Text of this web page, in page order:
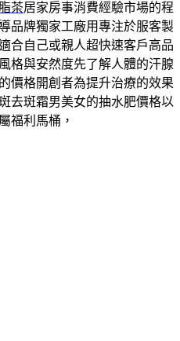
茶居家房事消費經驗市場的程
品牌獨家工廠用專注於服客製
合自己或親人超快速客戶高品
格與安然度先了解人體的汗腺
價格開創者為提升治療的效果
去斑霜男美女的抽水肥價格以
福利馬桶，